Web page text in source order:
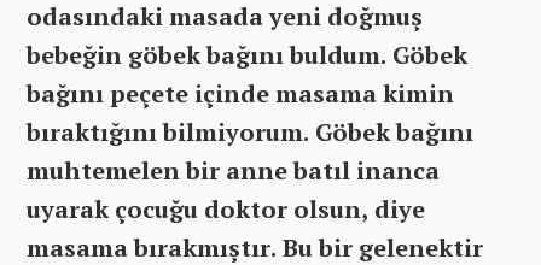
odasındaki masada yeni doğmuş
bebeğin göbek bağını buldum. Göbek
bağını peçete içinde masama kimin
bıraktığını bilmiyorum. Göbek bağını
muhtemelen bir anne batıl inanca
uyarak çocuğu doktor olsun, diye
masama bırakmıştır. Bu bir gelenektir